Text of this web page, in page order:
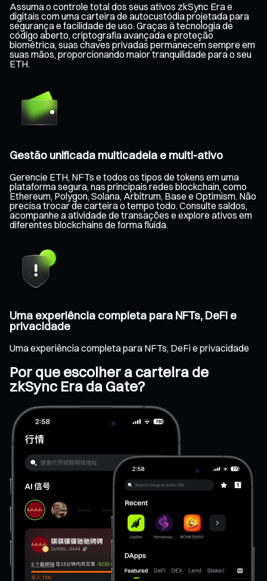
Assuma o controle total dos seus ativos zkSync Era e
digitais com uma carteira de autocustódia projetada para
segurança e facilidade de uso. Graças à tecnologia de
código aberto, criptografia avançada e proteção
biométrica, suas chaves privadas permanecem sempre em
suas mãos, proporcionando maior tranquilidade para o seu
ETH.
Gestão unificada multicadeia e multi-ativo
Gerencie ETH, NFTs e todos os tipos de tokens em uma
plataforma segura, nas principais redes blockchain, como
Ethereum, Polygon, Solana, Arbitrum, Base e Optimism. Não
precisa trocar de carteira o tempo todo. Consulte saldos,
acompanhe a atividade de transações e explore ativos em
diferentes blockchains de forma fluida.
Uma experiência completa para NFTs, DeFi e
privacidade
Uma experiência completa para NFTs, DeFi e privacidade
Por que escolher a carteira de
zkSync Era da Gate?